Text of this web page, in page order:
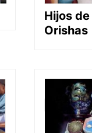
Hijos
Orishas